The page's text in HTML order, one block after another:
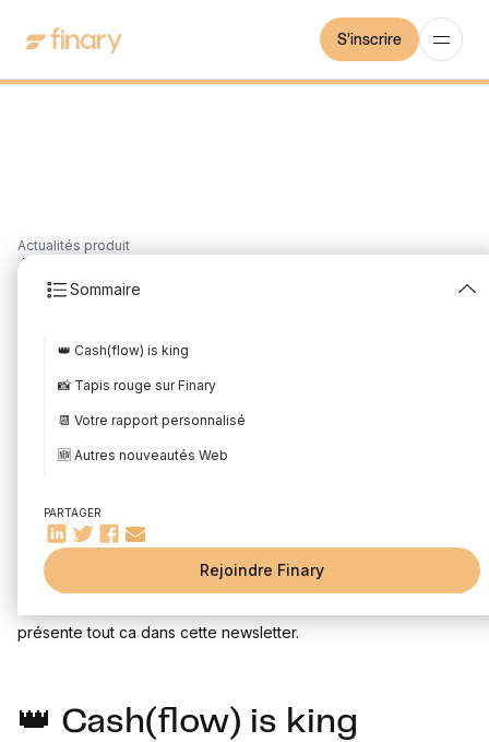
S'inscrire
Actualités produit
Sommaire
👑 Cash(flow) is king
📸 Tapis rouge sur Finary
📆 Votre rapport personnalisé
🆕 Autres nouveautés Web
📹 Ma nouvelle émission
PARTAGER
Rejoindre Finary
4
de Novembre 2023
Rédigé par Mounir Laggoune
Le mois de novembre a été chargé chez Finary : des
nouveautés sur Invest, l'ajout de fonctionnalité autour du
présente tout ca dans cette newsletter.
👑 Cash(flow) is king